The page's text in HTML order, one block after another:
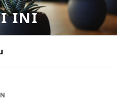
INI